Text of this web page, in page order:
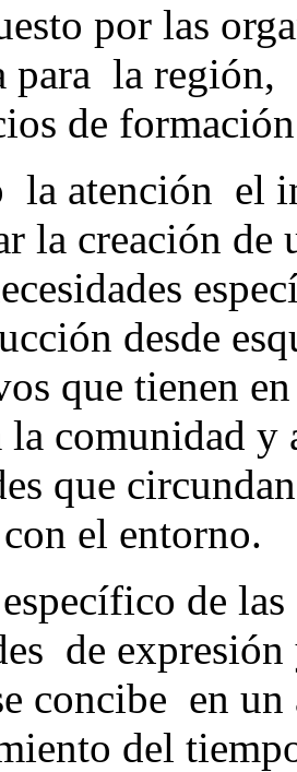
por las
para la región,
de
atención el
la creación
desde
que tienen
la comunidad y
que
el entorno.
de
de expresión
concibe en
del